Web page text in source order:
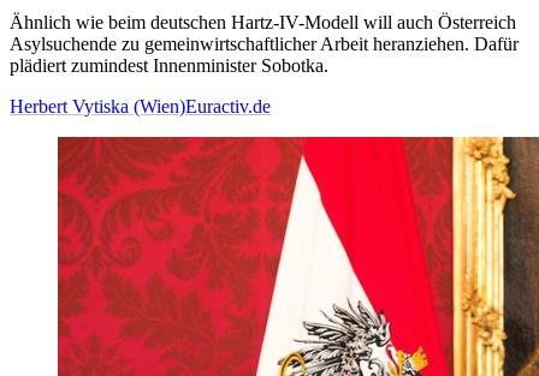
Ähnlich wie beim deutschen Hartz-IV-Modell will auch Österreich
Asylsuchende zu gemeinwirtschaftlicher Arbeit heranziehen. Dafür
plädiert zumindest Innenminister Sobotka.
Herbert Vytiska (Wien)Euractiv.de